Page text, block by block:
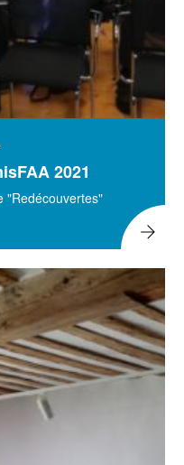
2021
"Redécouvertes"